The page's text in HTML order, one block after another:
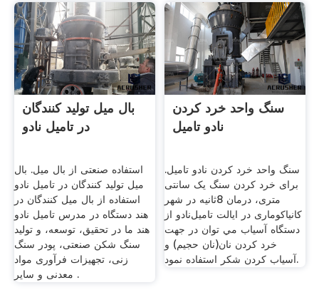
بال میل تولید کنندگان
در تامیل نادو
استفاده صنعتی از بال میل. بال
میل تولید کنندگان در تامیل نادو
استفاده از بال میل کنندگان در
هند دستگاه در مدرس تامیل نادو
هند ما در تحقیق، توسعه، و تولید
سنگ شکن صنعتی، پودر سنگ
زنی، تجهیزات فرآوری مواد
معدنی و سایر .
سنگ واحد خرد کردن
نادو تامیل
سنگ واحد خرد کردن نادو تامیل.
برای خرد کردن سنگ یک سانتی
متری، درمان 8ثانیه در شهر
کانیاکوماری در ایالت تامیل‌نادو از
دستگاه آسیاب مي توان در جهت
خرد كردن نان(نان حجیم) و
آسياب كردن شكر استفاده نمود.